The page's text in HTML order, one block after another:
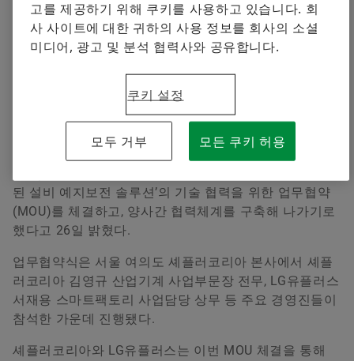
Younsun Joo
+82 2 311 3070
info.kr@schaeffler.com
이번 MOU 통해 중소·중견 기업 설비 예지보전 솔루션
도입 확대 목표
셰플러 상태 모니터링 솔루션 ‘옵타임(OPTIME)’ 제공
셰플러 옵타임, 설비 유지보수 인력과 비용 절감, 기계
글로벌 자동차 및 산업기계용 정밀 부품과 시스템 공급업
된 설비 예지보전 솔루션’의 기술 협력을 위한 업무협약
(MOU)를 체결하고, 양사간 협력체계를 구축해 나가기로
했다고 26일 밝혔다.
업무협약식은 서울 여의도 셰플러코리아 본사에서 셰플
러코리아 김영규 산업기계 사업부문장 전무, LG유플러스
서재용 스마트팩토리 사업담당 상무 등 주요 경영진들이
참석한 가운데 진행됐다.
셰플러코리아와 LG유플러스는 이번 MOU 체결을 통해
고를 제공하기 위해 쿠키를 사용하고 있습니다. 회
사 사이트에 대한 귀하의 사용 정보를 회사의 소셜
미디어, 광고 및 분석 협력사와 공유합니다.
쿠키 설정
모두 거부 모든 쿠키 허용